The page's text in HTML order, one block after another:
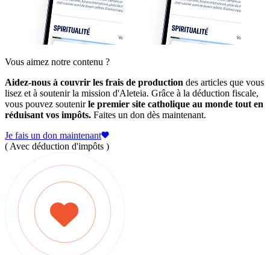
Vous aimez notre contenu ?
Aidez-nous à couvrir les frais de production des articles que vous
lisez et à soutenir la mission d'Aleteia. Grâce à la déduction fiscale,
vous pouvez soutenirle premier site catholique au monde tout en
réduisant vos impôts. Faites un don dès maintenant.
Je fais un don maintenant
( Avec déduction d'impôts )